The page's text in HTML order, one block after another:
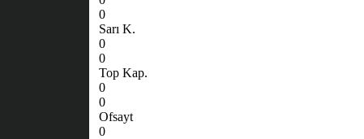
0
Sarı K.
0
0
Top Kap.
0
0
Ofsayt
0